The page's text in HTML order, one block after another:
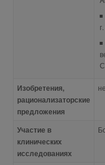
Изобретения,
рационализаторские
предложения
Участие в
клинических
исследованиях